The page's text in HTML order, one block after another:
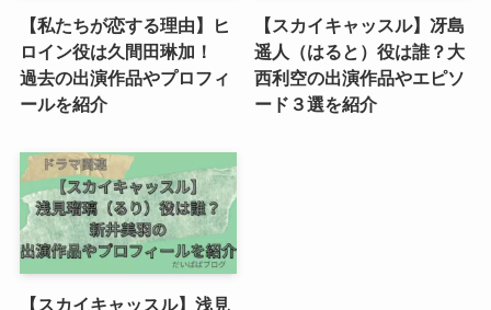
【私たちが恋する理由】ヒ
ロイン役は久間田琳加！
過去の出演作品やプロフィ
ールを紹介
【スカイキャッスル】冴島
遥人（はると）役は誰？大
西利空の出演作品やエピソ
ード３選を紹介
【スカイキャッスル】浅見